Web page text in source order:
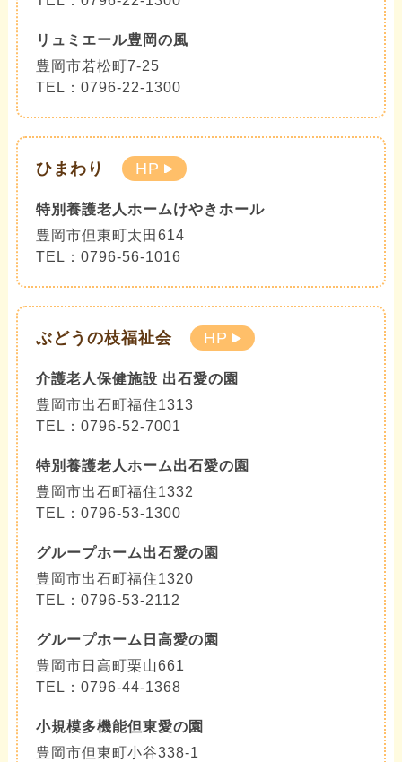
リュミエール豊岡の風
豊岡市若松町7-25
TEL：0796-22-1300
ひまわり HP
特別養護老人ホームけやきホール
豊岡市但東町太田614
TEL：0796-56-1016
ぶどうの枝福祉会 HP
介護老人保健施設 出石愛の園
豊岡市出石町福住1313
TEL：0796-52-7001
特別養護老人ホーム出石愛の園
豊岡市出石町福住1332
TEL：0796-53-1300
グループホーム出石愛の園
豊岡市出石町福住1320
TEL：0796-53-2112
グループホーム日高愛の園
豊岡市日高町栗山661
TEL：0796-44-1368
小規模多機能但東愛の園
豊岡市但東町小谷338-1